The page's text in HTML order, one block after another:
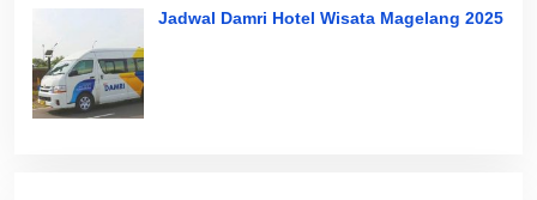
Jadwal Damri Hotel Wisata Magelang 2025